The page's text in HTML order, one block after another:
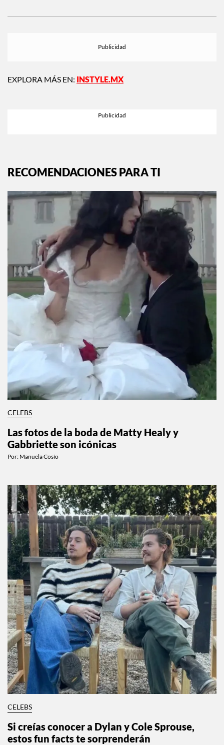
EXPLORA MÁS EN: INSTYLE.MX
RECOMENDACIONES PARA TI
CELEBS
Las fotos de la boda de Matty Healy y
Gabbriette son icónicas
Por: Manuela Cosío
CELEBS
Si creías conocer a Dylan y Cole Sprouse,
estos fun facts te sorprenderán